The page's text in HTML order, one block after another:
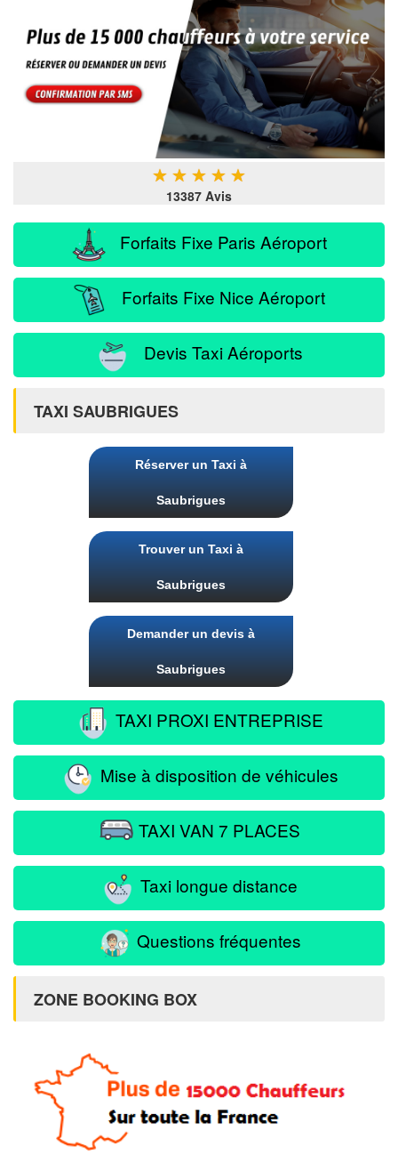
★ ★ ★ ★ ★
13387 Avis
Forfaits Fixe Paris Aéroport
Forfaits Fixe Nice Aéroport
Devis Taxi Aéroports
TAXI SAUBRIGUES
Réserver un Taxi à
Saubrigues
Trouver un Taxi à
Saubrigues
Demander un devis à
Saubrigues
TAXI PROXI ENTREPRISE
Mise à disposition de véhicules
TAXI VAN 7 PLACES
Taxi longue distance
Questions fréquentes
ZONE BOOKING BOX